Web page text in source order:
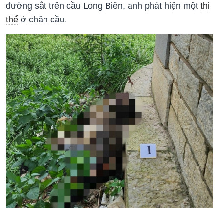
đường sắt trên cầu Long Biên, anh phát hiện một thi
thể ở chân cầu.